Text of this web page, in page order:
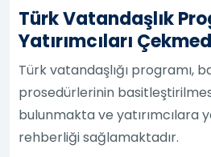
Türk Vatandaşlık
Yatırımcıları
Türk vatandaşlığı programı,
prosedürlerinin
bulunmakta ve yatırımcılara
rehberliği sağlamaktadır.